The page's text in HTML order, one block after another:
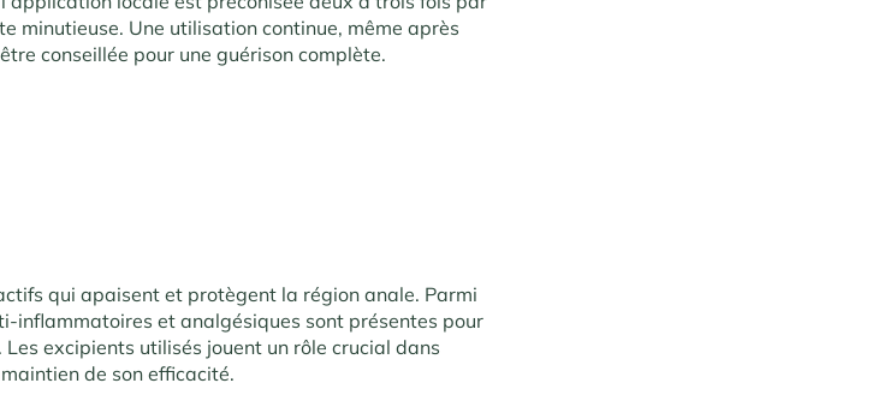
minutieuse. Une utilisation continue, même après
conseillée pour une guérison complète.
qui apaisent et protègent la région anale. Parmi
inflammatoires et analgésiques sont présentes pour
excipients utilisés jouent un rôle crucial dans
de son efficacité.